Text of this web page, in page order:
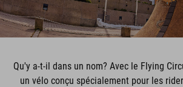
Qu'y a-t-il dans un nom? Avec le Flying
un vélo conçu spécialement pour les